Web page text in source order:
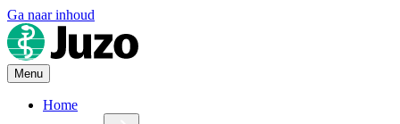
Ga naar inhoud
Menu
Home